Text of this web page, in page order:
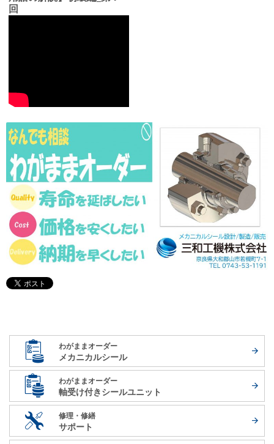
回
わがままオーダー
メカニカルシール
わがままオーダー
軸受け付きシールユニット
修理・修繕
サポート